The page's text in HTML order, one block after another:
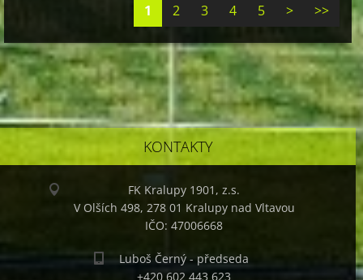
1 2 3 4 5 > >>
KONTAKTY
FK Kralupy 1901, z.s.
V Olších 498, 278 01 Kralupy nad Vltavou
IČO: 47006668
Luboš Černý - předseda
+420 602 443 623